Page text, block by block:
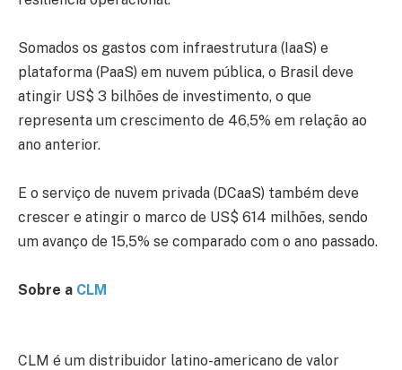
Somados os gastos com infraestrutura (IaaS) e
plataforma (PaaS) em nuvem pública, o Brasil deve
atingir US$ 3 bilhões de investimento, o que
representa um crescimento de 46,5% em relação ao
ano anterior.
E o serviço de nuvem privada (DCaaS) também deve
crescer e atingir o marco de US$ 614 milhões, sendo
um avanço de 15,5% se comparado com o ano passado.
Sobre a CLM
CLM é um distribuidor latino-americano de valor